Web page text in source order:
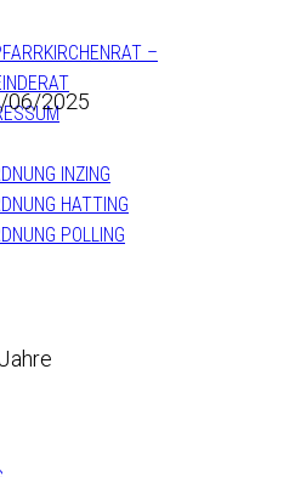
–
INZING
HATTING
POLLING
06/2025